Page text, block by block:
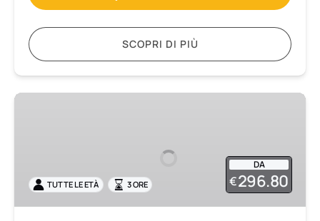
SCOPRI DI PIÙ
Pompei
ore
con
DA
€296.80
TUTTE LE ETÀ 3 ORE